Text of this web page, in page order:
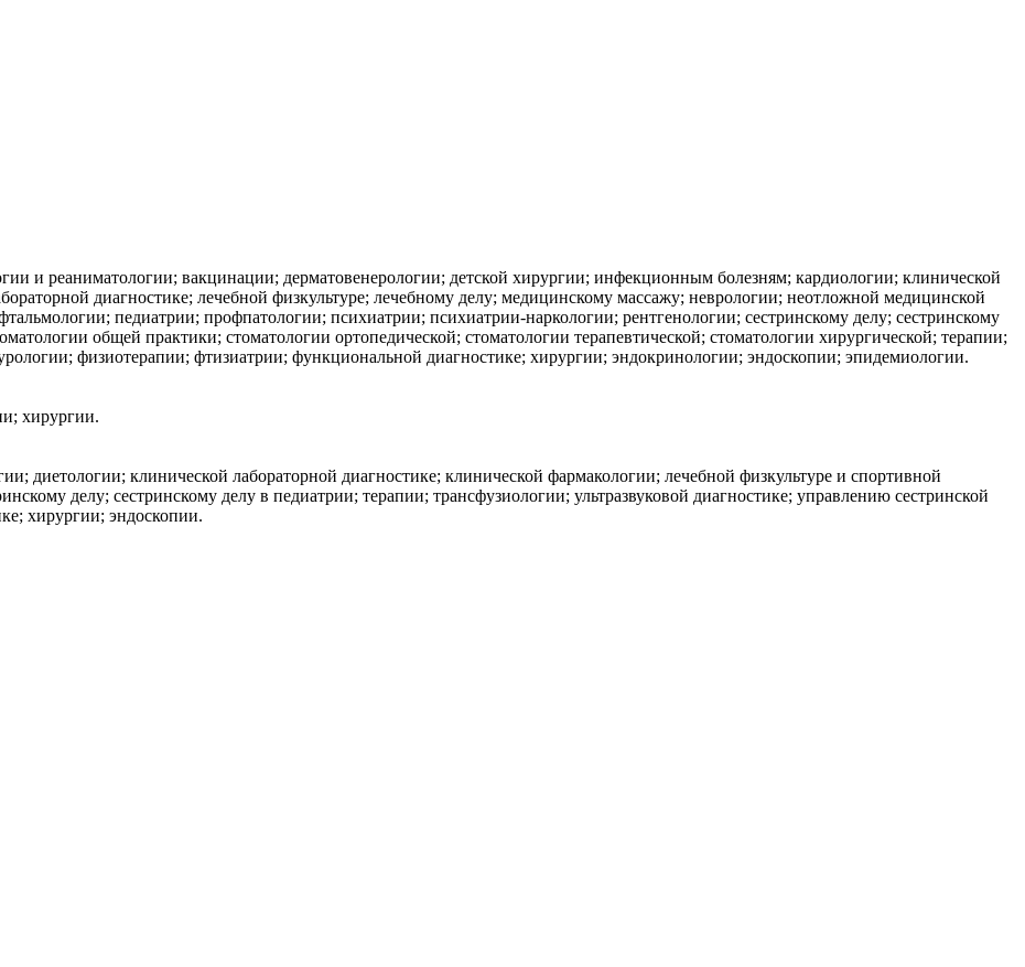
и реаниматологии; вакцинации; дерматовенерологии; детской хирургии; инфекционным болезням; кардиологии; клинической
диагностике; лечебной физкультуре; лечебному делу; медицинскому массажу; неврологии; неотложной медицинской
педиатрии; профпатологии; психиатрии; психиатрии-наркологии; рентгенологии; сестринскому делу; сестринскому
общей практики; стоматологии ортопедической; стоматологии терапевтической; стоматологии хирургической; терапии;
физиотерапии; фтизиатрии; функциональной диагностике; хирургии; эндокринологии; эндоскопии; эпидемиологии.
хирургии.
диетологии; клинической лабораторной диагностике; клинической фармакологии; лечебной физкультуре и спортивной
делу; сестринскому делу в педиатрии; терапии; трансфузиологии; ультразвуковой диагностике; управлению сестринской
хирургии; эндоскопии.